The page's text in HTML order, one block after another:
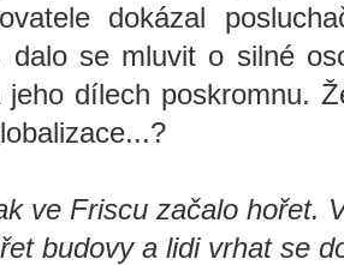
dokázal
dalo se mluvit o silné
jeho dílech poskromnu.
ve Friscu začalo hořet.
budovy a lidi vrhat se